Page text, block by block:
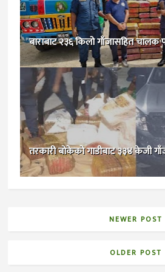
बाराबाट २३६ किलो गाँजासहित चालक
तरकारी बोकेको गाडीबाट ३३४ केजी
NEWER POST
OLDER POST